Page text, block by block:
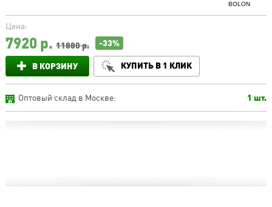
BOLON
Цена:
7920р. 11880 р. -33%
В КОРЗИНУ КУПИТЬ В 1 КЛИК
Оптовый склад в Москве: 1 шт.